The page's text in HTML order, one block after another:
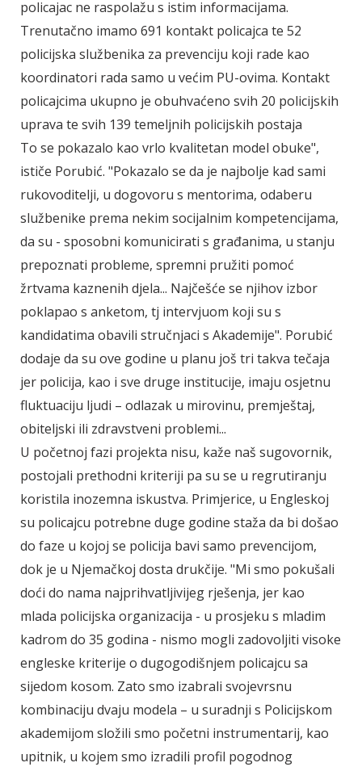
policajac ne raspolažu s istim informacijama.
Trenutačno imamo 691 kontakt policajca te 52
policijska službenika za prevenciju koji rade kao
koordinatori rada samo u većim PU-ovima. Kontakt
policajcima ukupno je obuhvaćeno svih 20 policijskih
uprava te svih 139 temeljnih policijskih postaja
To se pokazalo kao vrlo kvalitetan model obuke",
ističe Porubić. "Pokazalo se da je najbolje kad sami
rukovoditelji, u dogovoru s mentorima, odaberu
službenike prema nekim socijalnim kompetencijama,
da su - sposobni komunicirati s građanima, u stanju
prepoznati probleme, spremni pružiti pomoć
žrtvama kaznenih djela... Najčešće se njihov izbor
poklapao s anketom, tj intervjuom koji su s
kandidatima obavili stručnjaci s Akademije". Porubić
dodaje da su ove godine u planu još tri takva tečaja
jer policija, kao i sve druge institucije, imaju osjetnu
fluktuaciju ljudi – odlazak u mirovinu, premještaj,
obiteljski ili zdravstveni problemi...
U početnoj fazi projekta nisu, kaže naš sugovornik,
postojali prethodni kriteriji pa su se u regrutiranju
koristila inozemna iskustva. Primjerice, u Engleskoj
su policajcu potrebne duge godine staža da bi došao
do faze u kojoj se policija bavi samo prevencijom,
dok je u Njemačkoj dosta drukčije. "Mi smo pokušali
doći do nama najprihvatljivijeg rješenja, jer kao
mlada policijska organizacija - u prosjeku s mladim
kadrom do 35 godina - nismo mogli zadovoljiti visoke
engleske kriterije o dugogodišnjem policajcu sa
sijedom kosom. Zato smo izabrali svojevrsnu
kombinaciju dvaju modela – u suradnji s Policijskom
akademijom složili smo početni instrumentarij, kao
upitnik, u kojem smo izradili profil pogodnog